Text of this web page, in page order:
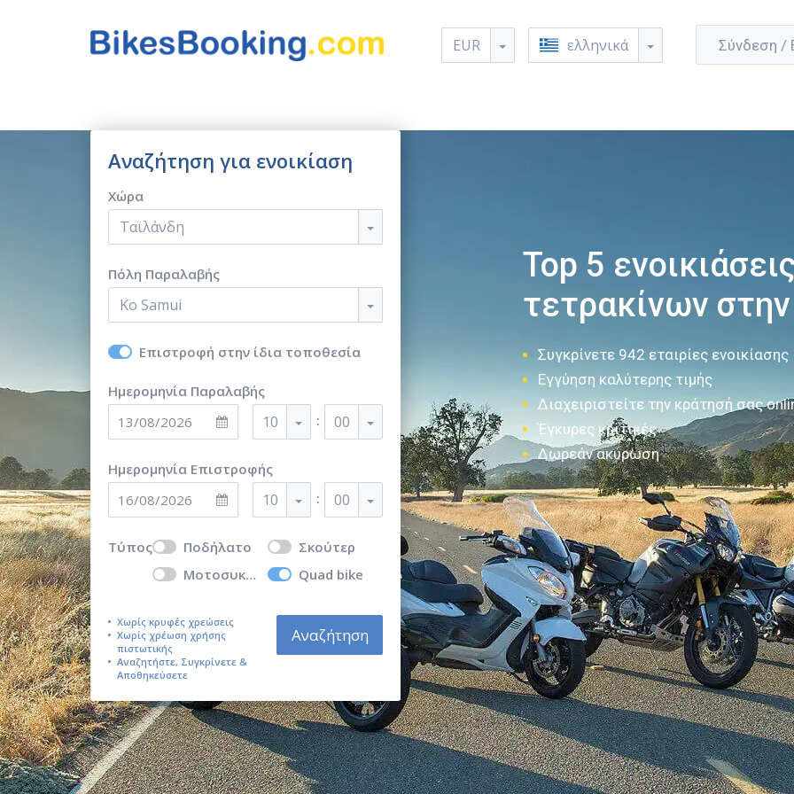
EUR ελληνικά Σύνδεση /
Αναζήτηση για ενοικίαση
Χώρα
Ταϊλάνδη
Πόλη Παραλαβής
Ko Samui
Επιστροφή στην ίδια τοποθεσία
Ημερομηνία Παραλαβής
10 : 00
Ημερομηνία Επιστροφής
10 : 00
Τύπος Ποδήλατο
Σκούτερ
Μοτοσυκλέτα
Quad bike
Χωρίς κρυφές χρεώσεις
Χωρίς χρέωση χρήσης
πιστωτικής
Αναζητήστε, Συγκρίνετε &
Αποθηκεύσετε
Αναζήτηση
Top 5
τετρακίνων
Συγκρίνετε 942 εταιρίες ενοικίασης
Εγγύηση καλύτερης τιμής
Διαχειριστείτε την κράτησή σας
Έγκυρες κριτικές
Δωρεάν ακύρωση